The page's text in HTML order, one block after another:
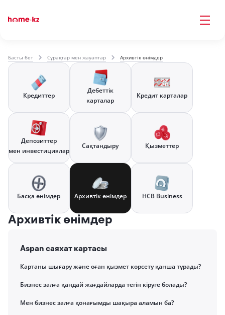
Басты бет Сұрақтар мен жауаптар Архивтік өнімдер
Кредиттер
Дебеттік
карталар
Кредит карталар
Депозиттер
мен инвестициялар
Сақтандыру Қызметтер
Басқа өнімдер Архивтік өнімдер HCB Business
Архивтік өнімдер
Aspan саяхат картасы
Картаны шығару және оған қызмет көрсету қанша тұрады?
Бизнес залға қандай жағдайларда тегін кіруге болады?
Мен бизнес залға қонағымды шақыра аламын ба?